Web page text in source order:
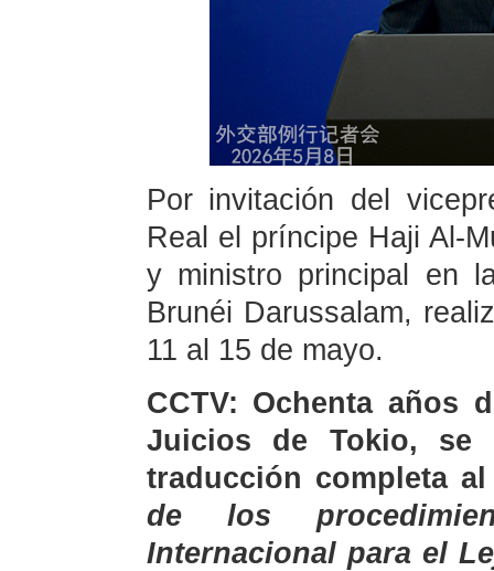
Por invitación del
Real el príncipe Haji Al-
y ministro principal en
Brunéi Darussalam,
11 al 15 de mayo.
CCTV: Ochenta años
Juicios de Tokio, se
traducción completa
de los
Internacional para el